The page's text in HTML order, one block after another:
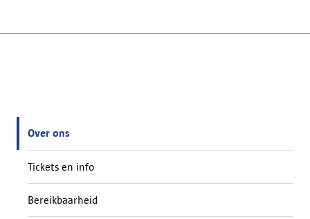
Over ons
Tickets en info
Bereikbaarheid